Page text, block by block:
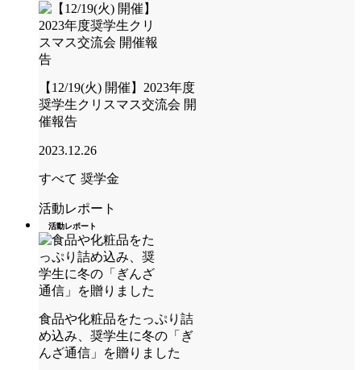
【12/19(火) 開催】2023年度
奨学生クリスマス交流会 開
催報告
2023.12.26
すべて 奨学金
活動レポート
活動レポート
食品や化粧品をたっぷり詰
め込み、奨学生に冬の「ぎ
んざ通信」を贈りました